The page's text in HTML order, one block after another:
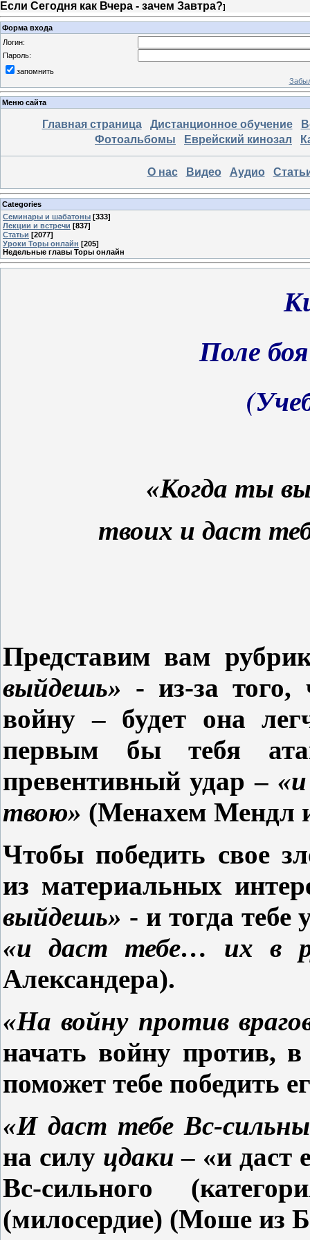
Если Сегодня как Вчера - зачем Завтра?]
Форма входа
Логин:
Пароль:
запомнить
Меню сайта
Главная страница Дистанционное обучение
Фотоальбомы
Еврейский кинозал
О нас Видео Аудио
Categories
Семинары и шабатоны [333]
Лекции и встречи [837]
Статьи [2077]
Уроки Торы онлайн [205]
Недельные главы Торы онлайн
Поле
«Когда ты
твоих и даст
Представим вам
выйдешь» - из-за
войну – будет она
первым бы тебя
превентивный удар –
твою» (Менахем Мендл
Чтобы победить свое
из материальных
выйдешь» - и тогда тебе
«и даст тебе… их в
Александера).
«На войну против
начать войну против,
поможет тебе победить
«И даст тебе Вс-
на силу цдаки – «и даст
Вс-сильного
(милосердие) (Моше из